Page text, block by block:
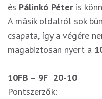
és Pálinkó Péteris
A másik oldalról sok
csapata, így a végére
magabiztosan nyert a
10FB – 9F 20-10
Pontszerzők: